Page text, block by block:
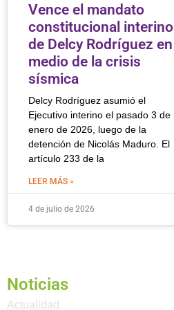
Vence el mandato
constitucional interino
de Delcy Rodríguez en
medio de la crisis
sísmica
Delcy Rodríguez asumió el
Ejecutivo interino el pasado 3 de
enero de 2026, luego de la
detención de Nicolás Maduro. El
artículo 233 de la
LEER MÁS »
4 de julio de 2026
Noticias
Actualidad